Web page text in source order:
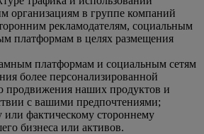
организациям в группе компаний
рекламодателям, социальным
платформам в целях размещения
платформам и социальным сетям
более персонализированной
продвижения наших продуктов и
с вашими предпочтениями;
или фактическому стороннему
бизнеса или активов.